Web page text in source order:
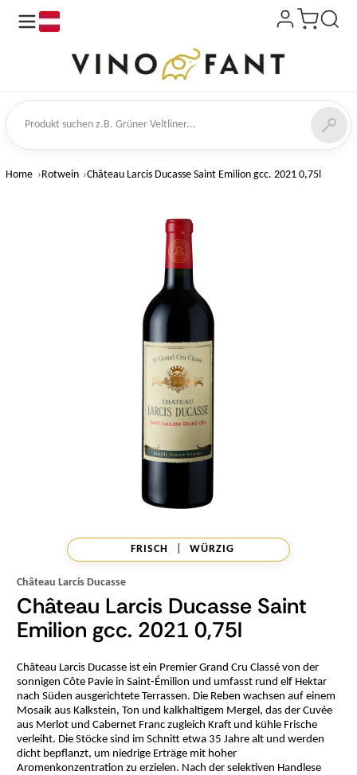
suchen
Home Rotwein Château Larcis Ducasse Saint Emilion gcc. 2021 0,75l
FRISCH WÜRZIG
Château Larcis Ducasse
Château Larcis Ducasse Saint
Emilion gcc. 2021 0,75l
Château Larcis Ducasse ist ein Premier Grand Cru Classé von der
sonnigen Côte Pavie in Saint-Émilion und umfasst rund elf Hektar
nach Süden ausgerichtete Terrassen. Die Reben wachsen auf einem
Mosaik aus Kalkstein, Ton und kalkhaltigem Mergel, das der Cuvée
aus Merlot und Cabernet Franc zugleich Kraft und kühle Frische
verleiht. Die Stöcke sind im Schnitt etwa 35 Jahre alt und werden
dicht bepflanzt, um niedrige Erträge mit hoher
Aromenkonzentration zu erzielen. Nach der selektiven Handlese